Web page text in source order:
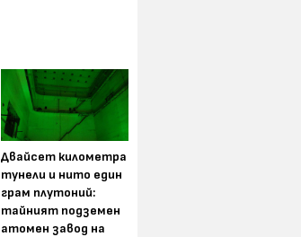
Двайсет километра
тунели и нито един
грам плутоний:
тайният подземен
атомен завод на